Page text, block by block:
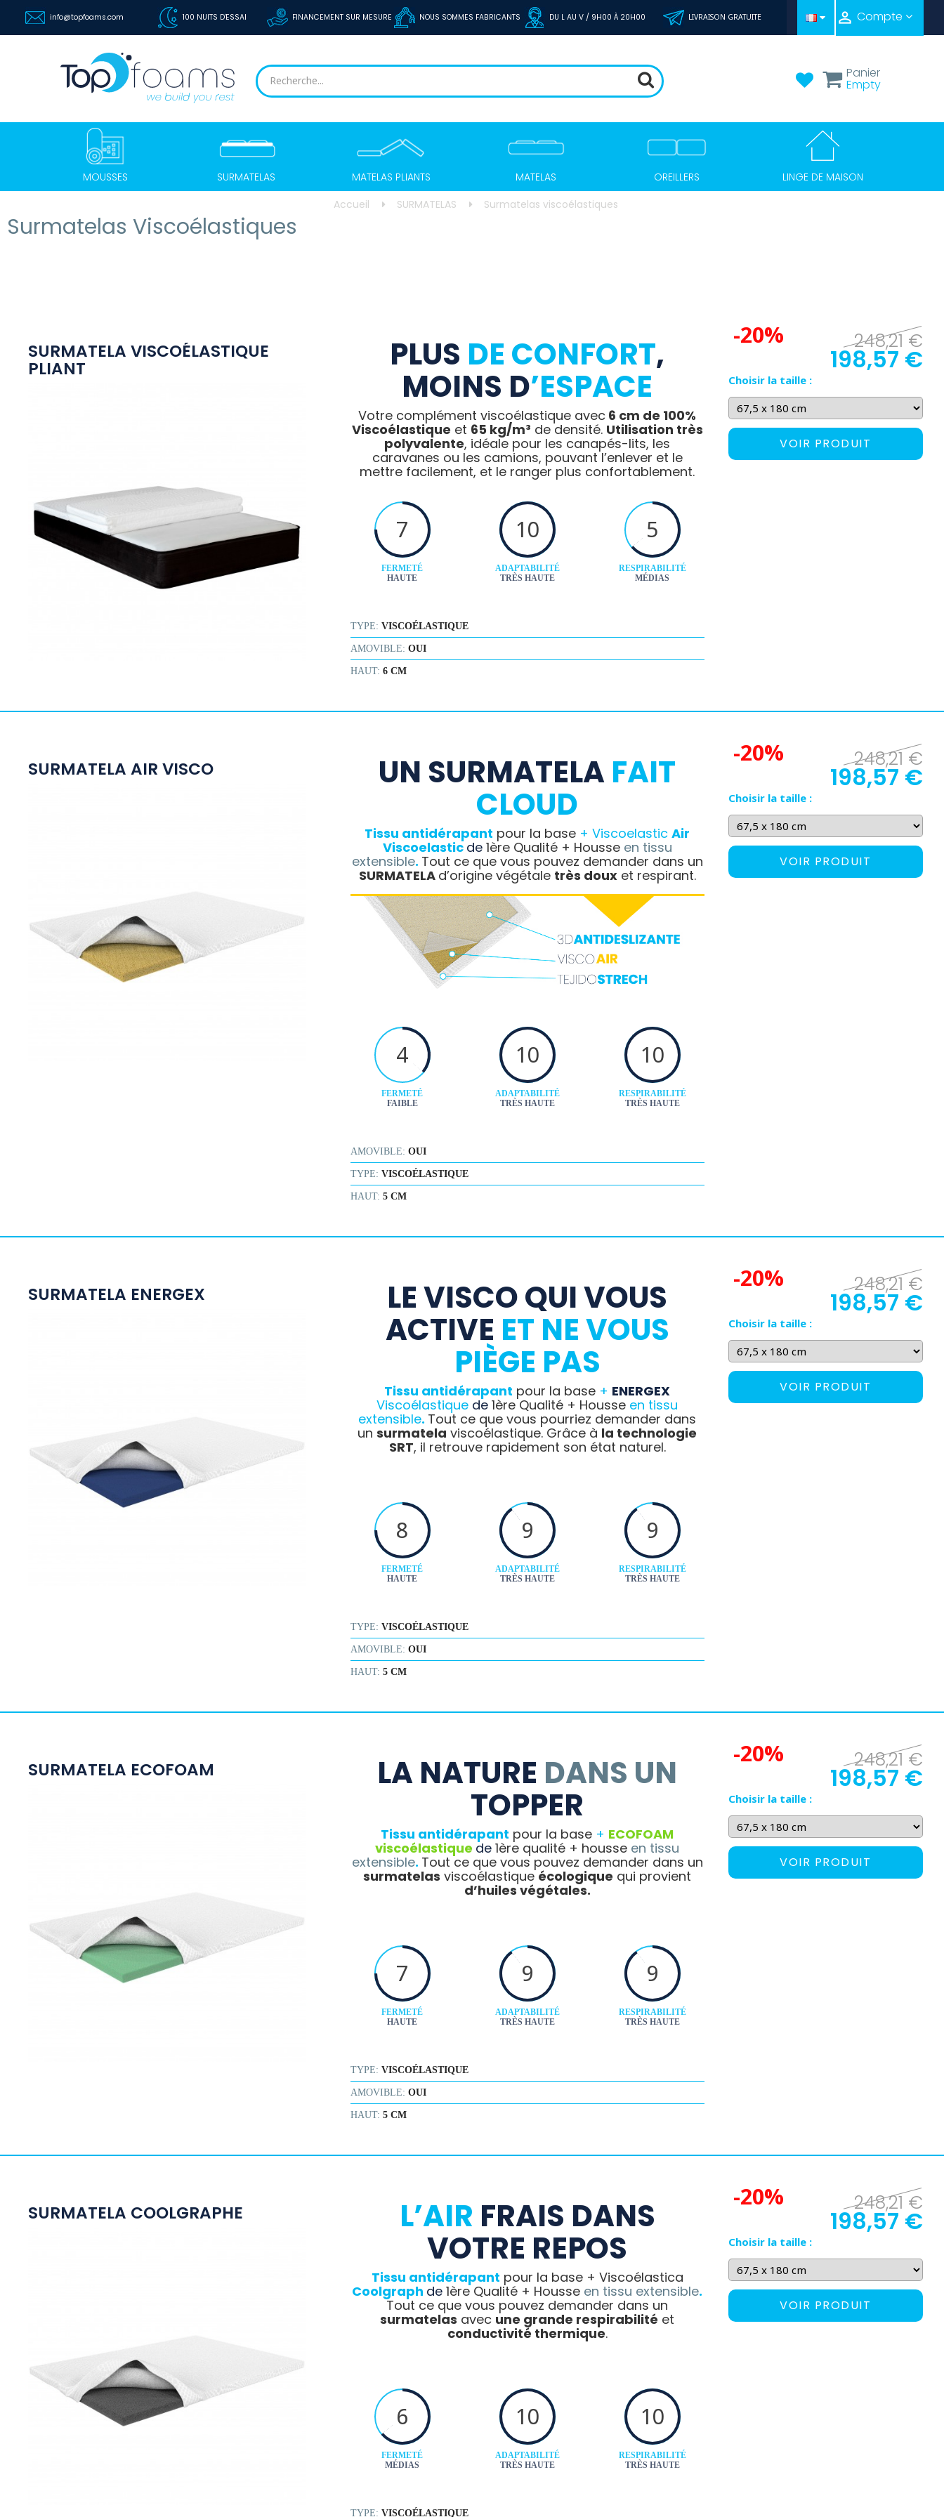
info@topfoams.com 100 NUITS D'ESSAI FINANCEMENT SUR MESURE NOUS SOMMES FABRICANTS DU L AU V / 9H00 À 20H00 LIVRAISON GRATUITE  Compte
Panier
Empty
MOUSSES SURMATELAS MATELAS PLIANTS MATELAS OREILLERS
LINGE DE MAISON
Accueil
SURMATELAS Surmatelas viscoélastiques
Surmatelas Viscoélastiques
SURMATELA VISCOÉLASTIQUE
PLIANT PLUS DE CONFORT,
MOINS D’ESPACE
Votre complément viscoélastique avec 6 cm de 100%
Viscoélastique et 65 kg/m³ de densité. Utilisation très
polyvalente, idéale pour les canapés-lits, les
caravanes ou les camions, pouvant l’enlever et le
mettre facilement, et le ranger plus confortablement.
7
FERMETÉ
HAUTE
10
ADAPTABILITÉ
TRÈS HAUTE
5
RESPIRABILITÉ
MÉDIAS
TYPE: VISCOÉLASTIQUE
AMOVIBLE: OUI
HAUT: 6 CM
-20% 248,21 €
198,57 €
Choisir la taille :
VOIR PRODUIT
SURMATELA AIR VISCO UN SURMATELA FAIT
CLOUD
Tissu antidérapant pour la base + ViscoelasticAir
Viscoelasticde 1ère Qualité + Housseen tissu
extensible. Tout ce que vous pouvez demander dans un
SURMATELA d’origine végétale très douxet respirant.
4
FERMETÉ
FAIBLE
10
ADAPTABILITÉ
TRÈS HAUTE
10
RESPIRABILITÉ
TRÈS HAUTE
AMOVIBLE: OUI
TYPE: VISCOÉLASTIQUE
HAUT: 5 CM
-20% 248,21 €
198,57 €
Choisir la taille :
VOIR PRODUIT
SURMATELA ENERGEX LE VISCO QUI VOUS
ACTIVE ET NE VOUS
PIÈGE PAS
Tissu antidérapant pour la base + ENERGEX
Viscoélastique de1ère Qualité + Housse en tissu
extensible. Tout ce que vous pourriez demander dans
unsurmatela viscoélastique. Grâce à la technologie
SRT, il retrouve rapidement son état naturel.
8
FERMETÉ
HAUTE
9
ADAPTABILITÉ
TRÈS HAUTE
9
RESPIRABILITÉ
TRÈS HAUTE
TYPE: VISCOÉLASTIQUE
AMOVIBLE: OUI
HAUT: 5 CM
-20% 248,21 €
198,57 €
Choisir la taille :
VOIR PRODUIT
SURMATELA ECOFOAM LA NATURE DANS UN
TOPPER
Tissu antidérapant pour la base + ECOFOAM
viscoélastique de1ère qualité + housse en tissu
extensible. Tout ce que vous pouvez demander dans un
surmatelas viscoélastiqueécologique qui provient
d’huiles végétales.
7
FERMETÉ
HAUTE
9
ADAPTABILITÉ
TRÈS HAUTE
9
RESPIRABILITÉ
TRÈS HAUTE
TYPE: VISCOÉLASTIQUE
AMOVIBLE: OUI
HAUT: 5 CM
-20% 248,21 €
198,57 €
Choisir la taille :
VOIR PRODUIT
SURMATELA COOLGRAPHE L’AIR FRAIS DANS
VOTRE REPOS
Tissu antidérapant pour la base + Viscoélastica
Coolgraph de1ère Qualité + Housse en tissu extensible.
Tout ce que vous pouvez demander dans un
surmatelas avec une grande respirabilité et
conductivité thermique.
6
FERMETÉ
MÉDIAS
10
ADAPTABILITÉ
TRÈS HAUTE
10
RESPIRABILITÉ
TRÈS HAUTE
TYPE: VISCOÉLASTIQUE
-20% 248,21 €
198,57 €
Choisir la taille :
VOIR PRODUIT